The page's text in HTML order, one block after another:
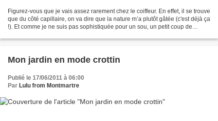
Figurez-vous que je vais assez rarement chez le coiffeur. En effet, il se trouve
que du côté capillaire, on va dire que la nature m’a plutôt gâtée (c'est déjà ça
!). Et comme je ne suis pas sophistiquée pour un sou, un petit coup de
Mon jardin en mode crottin
Publié le 17/06/2011 à 06:00
Par Lulu from Montmartre